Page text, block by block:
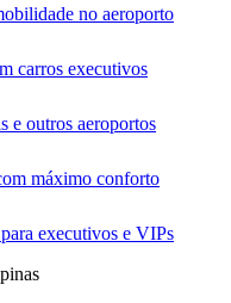
no aeroporto
carros executivos
e outros aeroportos
máximo conforto
executivos e VIPs